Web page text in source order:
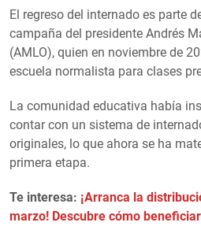
El regreso del internado es parte
campaña del presidente Andrés
(AMLO), quien en noviembre de
escuela normalista para clases
La comunidad educativa había
contar con un sistema de
originales, lo que ahora se ha
primera etapa.
Te interesa: ¡Arranca la
marzo! Descubre cómo